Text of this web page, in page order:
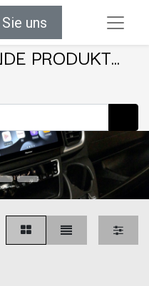
uns
PRODUKT...